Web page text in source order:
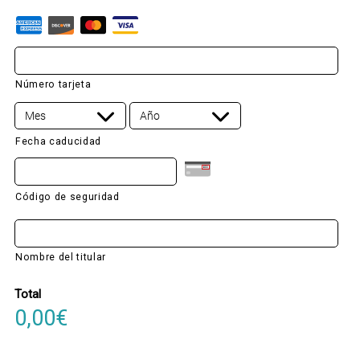
Número tarjeta
Fecha caducidad
Código de seguridad
Nombre del titular
Total
0,00€